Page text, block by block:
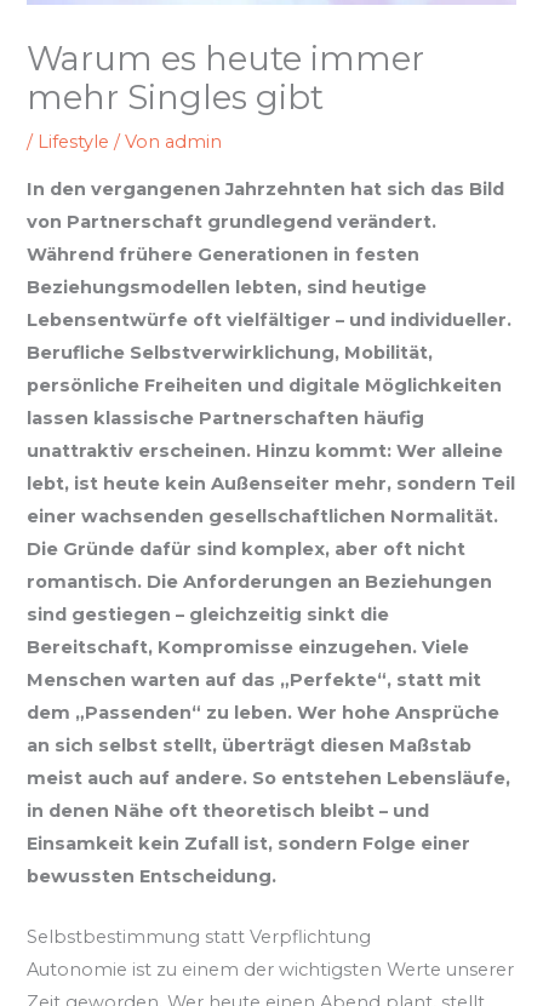
Warum es heute immer
mehr Singles gibt
/ Lifestyle / Von admin
In den vergangenen Jahrzehnten hat sich das Bild
von Partnerschaft grundlegend verändert.
Während frühere Generationen in festen
Beziehungsmodellen lebten, sind heutige
Lebensentwürfe oft vielfältiger – und individueller.
Berufliche Selbstverwirklichung, Mobilität,
persönliche Freiheiten und digitale Möglichkeiten
lassen klassische Partnerschaften häufig
unattraktiv erscheinen. Hinzu kommt: Wer alleine
lebt, ist heute kein Außenseiter mehr, sondern Teil
einer wachsenden gesellschaftlichen Normalität.
Die Gründe dafür sind komplex, aber oft nicht
romantisch. Die Anforderungen an Beziehungen
sind gestiegen – gleichzeitig sinkt die
Bereitschaft, Kompromisse einzugehen. Viele
Menschen warten auf das „Perfekte“, statt mit
dem „Passenden“ zu leben. Wer hohe Ansprüche
an sich selbst stellt, überträgt diesen Maßstab
meist auch auf andere. So entstehen Lebensläufe,
in denen Nähe oft theoretisch bleibt – und
Einsamkeit kein Zufall ist, sondern Folge einer
bewussten Entscheidung.
Selbstbestimmung statt Verpflichtung
Autonomie ist zu einem der wichtigsten Werte unserer